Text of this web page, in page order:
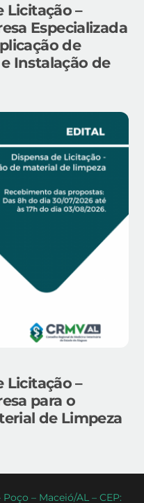
Licitação –
Especializada
de
Instalação de
Licitação –
para o
de Limpeza
– Maceió/AL – CEP: